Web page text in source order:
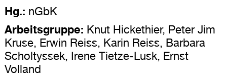
Hg.: nGbK
Arbeitsgruppe: Knut Hickethier, Peter Jim
Kruse, Erwin Reiss, Karin Reiss, Barbara
Scholtyssek, Irene Tietze-Lusk, Ernst
Volland